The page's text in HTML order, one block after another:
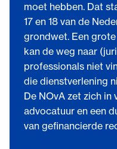
moet hebben. Dat
17 en 18 van de
grondwet. Een
kan de weg naar
professionals niet
die dienstverlening
De NOvA zet zich in
advocatuur en een
van gefinancierde